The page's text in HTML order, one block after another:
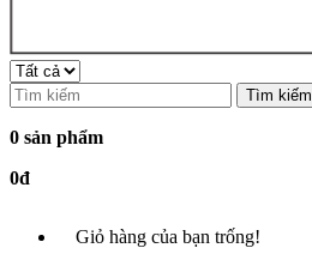
Tìm kiếm
0 sản phẩm
0đ
Giỏ hàng của bạn trống!